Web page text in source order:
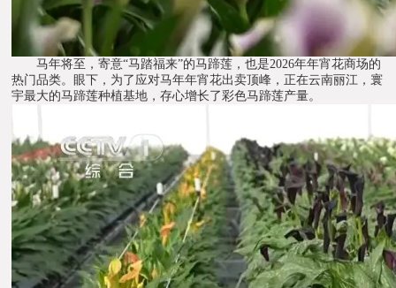
马年将至，寄意“马踏福来”的马蹄莲，也是2026年年宵花商场的
热门品类。眼下，为了应对马年年宵花出卖顶峰，正在云南丽江，寰
宇最大的马蹄莲种植基地，存心增长了彩色马蹄莲产量。